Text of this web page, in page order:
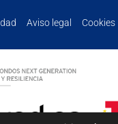
Aviso legal Cookies